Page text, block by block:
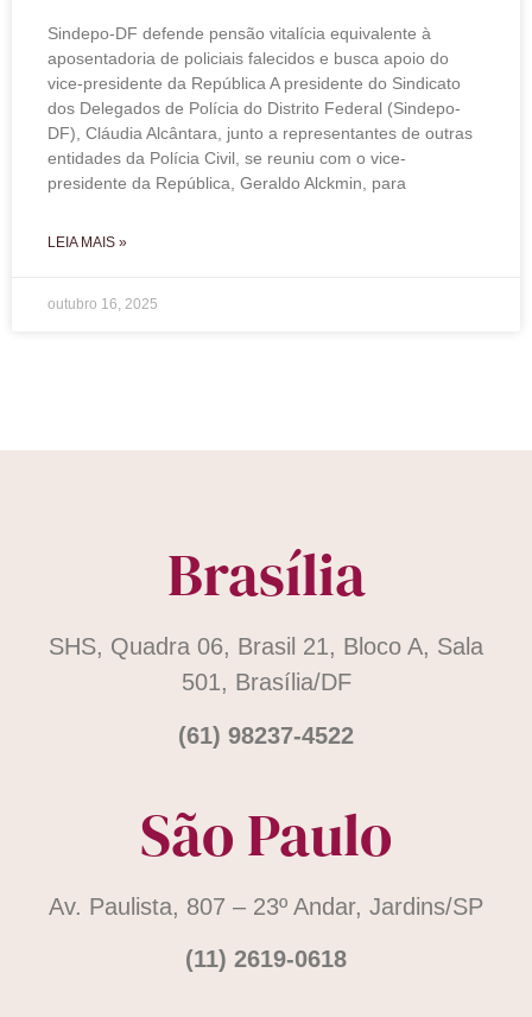
Sindepo-DF defende pensão vitalícia equivalente à
aposentadoria de policiais falecidos e busca apoio do
vice-presidente da República A presidente do Sindicato
dos Delegados de Polícia do Distrito Federal (Sindepo-
DF), Cláudia Alcântara, junto a representantes de outras
entidades da Polícia Civil, se reuniu com o vice-
presidente da República, Geraldo Alckmin, para
LEIA MAIS »
outubro 16, 2025
Brasília
SHS, Quadra 06, Brasil 21, Bloco A, Sala
501, Brasília/DF
(61) 98237-4522
São Paulo
Av. Paulista, 807 – 23º Andar, Jardins/SP
(11) 2619-0618